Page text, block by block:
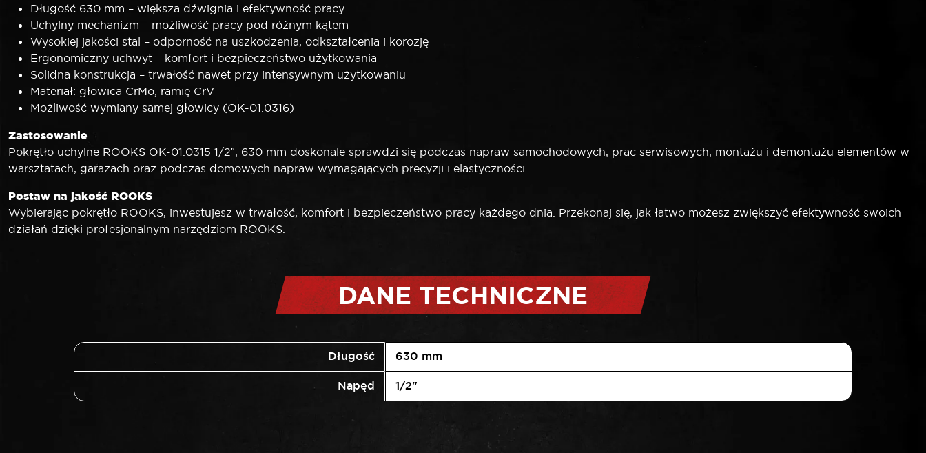
Długość 630 mm – większa dźwignia i efektywność pracy
Uchylny mechanizm – możliwość pracy pod różnym kątem
Wysokiej jakości stal – odporność na uszkodzenia, odkształcenia i korozję
Ergonomiczny uchwyt – komfort i bezpieczeństwo użytkowania
Solidna konstrukcja – trwałość nawet przy intensywnym użytkowaniu
Materiał: głowica CrMo, ramię CrV
Możliwość wymiany samej głowicy (OK-01.0316)
Zastosowanie
Pokrętło uchylne ROOKS OK-01.0315 1/2″, 630 mm doskonale sprawdzi się podczas napraw samochodowych, prac serwisowych, montażu i demontażu elementów w
warsztatach, garażach oraz podczas domowych napraw wymagających precyzji i elastyczności.
Postaw na jakość ROOKS
Wybierając pokrętło ROOKS, inwestujesz w trwałość, komfort i bezpieczeństwo pracy każdego dnia. Przekonaj się, jak łatwo możesz zwiększyć efektywność swoich
działań dzięki profesjonalnym narzędziom ROOKS.
DANE TECHNICZNE
Długość 630 mm
Napęd 1/2"